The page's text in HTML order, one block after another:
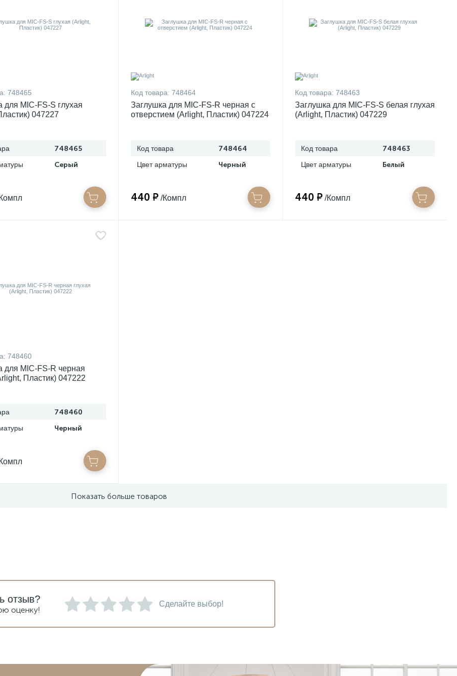
748465
для MIC-FS-S глухая
047227
748465
Серый
Код товара: 748464
Заглушка для MIC-FS-R черная с
отверстием (Arlight, Пластик) 047224
Код товара 748464
Цвет арматуры Черный
440 ₽ /Компл
Код товара: 748463
Заглушка для MIC-FS-S белая глухая
(Arlight, Пластик) 047229
Код товара 748463
Цвет арматуры Белый
440 ₽ /Компл
748460
для MIC-FS-R черная
Пластик) 047222
748460
Черный
Показать больше товаров
отзыв?
оценку!
Сделайте выбор!